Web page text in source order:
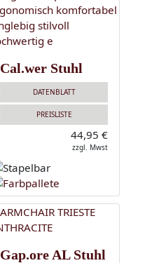
Cal.wer Stuhl
DATENBLATT
PREISLISTE
44,95 €
zzgl. Mwst
Gap.ore AL Stuhl